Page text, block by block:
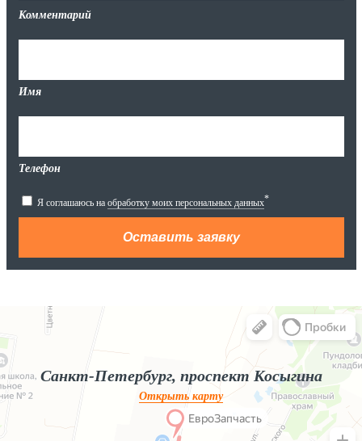
Комментарий
Имя
Телефон
Я соглашаюсь на обработку моих персональных данных*
Яндекс.Карты
Яндекс.Карты — поиск мест и адресов, городской транспорт
Санкт-Петербург, проспект Косыгина
Открыть карту